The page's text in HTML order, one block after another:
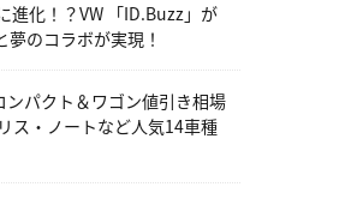
進化！？VW 「ID.Buzz」が
夢のコラボが実現！
ンパクト＆ワゴン値引き相場
ス・ノートなど人気14車種